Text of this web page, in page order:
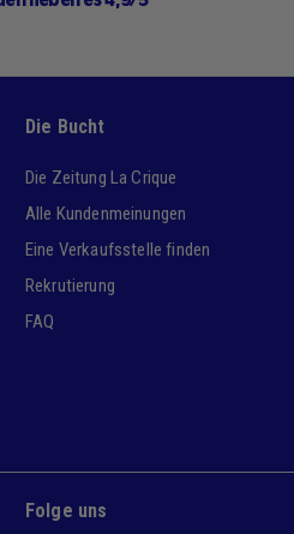
Die Bucht
Die Zeitung La Crique
Alle Kundenmeinungen
Eine Verkaufsstelle finden
Rekrutierung
FAQ
Folge uns